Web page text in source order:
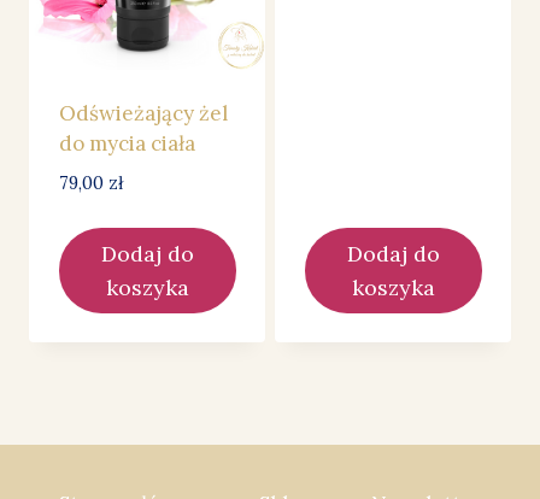
Odświeżający żel
do mycia ciała
79,00 zł
Dodaj do
koszyka
Dodaj do
koszyka